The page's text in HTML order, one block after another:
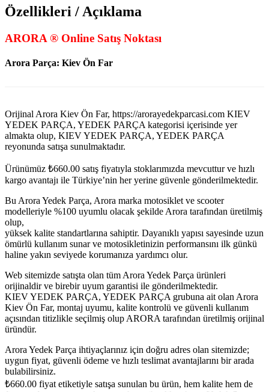
Özellikleri / Açıklama
ARORA ® Online Satış Noktası
Arora Parça: Kiev Ön Far
Orijinal Arora Kiev Ön Far, https://arorayedekparcasi.com KIEV
YEDEK PARÇA, YEDEK PARÇA kategorisi içerisinde yer
almakta olup, KIEV YEDEK PARÇA, YEDEK PARÇA
reyonunda satışa sunulmaktadır.
Ürünümüz ₺660.00 satış fiyatıyla stoklarımızda mevcuttur ve hızlı
kargo avantajı ile Türkiye’nin her yerine güvenle gönderilmektedir.
Bu Arora Yedek Parça, Arora marka motosiklet ve scooter
modelleriyle %100 uyumlu olacak şekilde Arora tarafından üretilmiş
olup,
yüksek kalite standartlarına sahiptir. Dayanıklı yapısı sayesinde uzun
ömürlü kullanım sunar ve motosikletinizin performansını ilk günkü
haline yakın seviyede korumanıza yardımcı olur.
Web sitemizde satışta olan tüm Arora Yedek Parça ürünleri
orijinaldir ve birebir uyum garantisi ile gönderilmektedir.
KIEV YEDEK PARÇA, YEDEK PARÇA grubuna ait olan Arora
Kiev Ön Far, montaj uyumu, kalite kontrolü ve güvenli kullanım
açısından titizlikle seçilmiş olup ARORA tarafından üretilmiş orijinal
üründür.
Arora Yedek Parça ihtiyaçlarınız için doğru adres olan sitemizde;
uygun fiyat, güvenli ödeme ve hızlı teslimat avantajlarını bir arada
bulabilirsiniz.
₺660.00 fiyat etiketiyle satışa sunulan bu ürün, hem kalite hem de